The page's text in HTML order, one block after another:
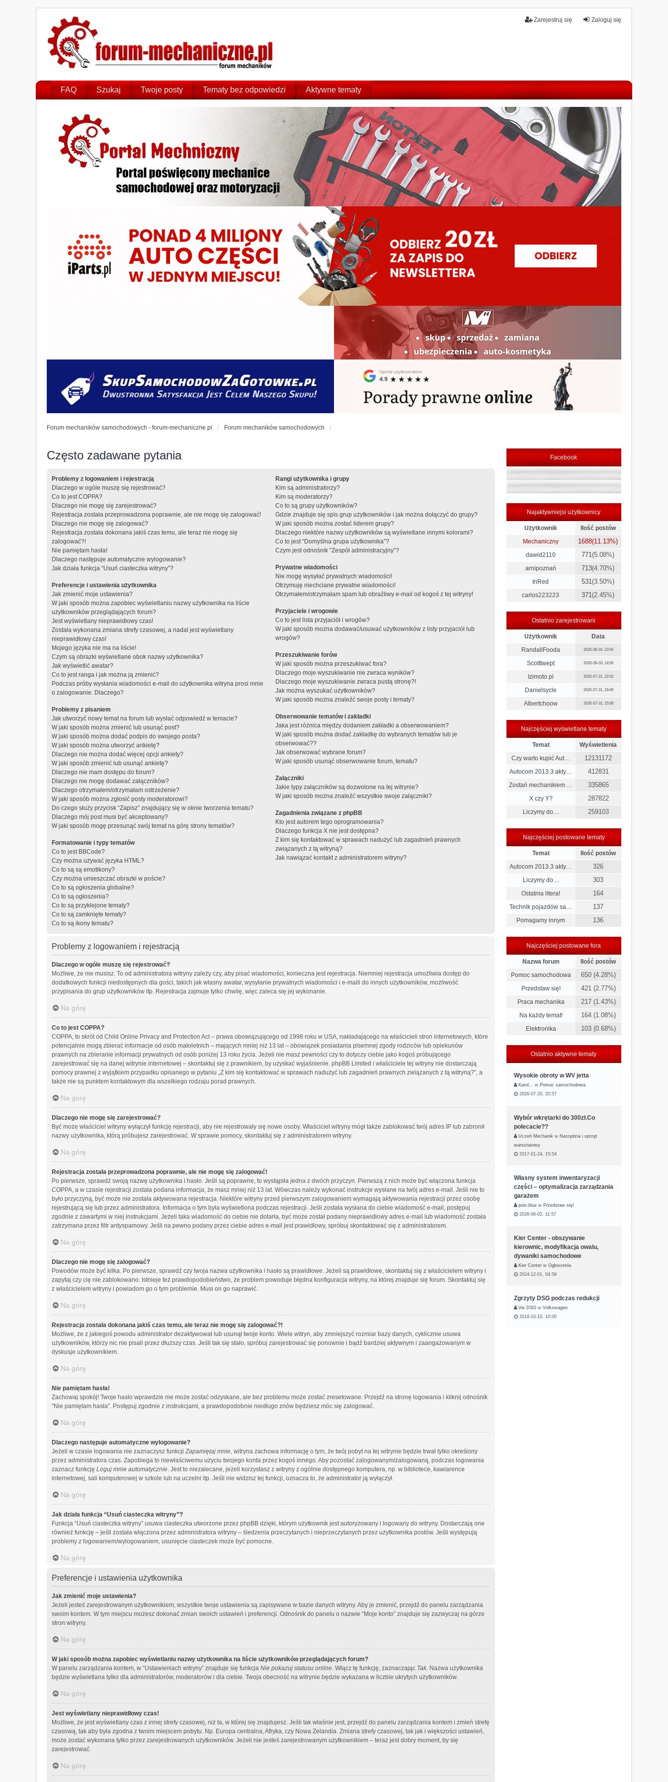
Zaloguj się
Zarejestruj się
FAQ Szukaj Twoje posty Tematy bez odpowiedzi Aktywne tematy
Forum mechaników samochodowych - forum-mechaniczne.pl Forum mechaników samochodowych
Często zadawane pytania
Problemy z logowaniem i rejestracją
Dlaczego w ogóle muszę się rejestrować?
Co to jest COPPA?
Dlaczego nie mogę się zarejestrować?
Rejestracja została przeprowadzona poprawnie, ale nie mogę się zalogować!
Dlaczego nie mogę się zalogować?
Rejestracja została dokonana jakiś czas temu, ale teraz nie mogę się
zalogować?!
Nie pamiętam hasła!
Dlaczego następuje automatyczne wylogowanie?
Jak działa funkcja “Usuń ciasteczka witryny”?
Preferencje i ustawienia użytkownika
Jak zmienić moje ustawienia?
W jaki sposób można zapobiec wyświetlaniu nazwy użytkownika na liście
użytkowników przeglądających forum?
Jest wyświetlany nieprawidłowy czas!
Została wykonana zmiana strefy czasowej, a nadal jest wyświetlany
nieprawidłowy czas!
Mojego języka nie ma na liście!
Czym są obrazki wyświetlane obok nazwy użytkownika?
Jak wyświetlić awatar?
Co to jest ranga i jak można ją zmienić?
Podczas próby wysłania wiadomości e-mail do użytkownika witryna prosi mnie
o zalogowanie. Dlaczego?
Problemy z pisaniem
Jak utworzyć nowy temat na forum lub wysłać odpowiedź w temacie?
W jaki sposób można zmienić lub usunąć post?
W jaki sposób można dodać podpis do swojego posta?
W jaki sposób można utworzyć ankietę?
Dlaczego nie można dodać więcej opcji ankiety?
W jaki sposób zmienić lub usunąć ankietę?
Dlaczego nie mam dostępu do forum?
Dlaczego nie mogę dodawać załączników?
Dlaczego otrzymałem/otrzymałam ostrzeżenie?
W jaki sposób można zgłosić posty moderatorowi?
Do czego służy przycisk “Zapisz” znajdujący się w oknie tworzenia tematu?
Dlaczego mój post musi być akceptowany?
W jaki sposób mogę przesunąć swój temat na górę strony tematów?
Formatowanie i typy tematów
Co to jest BBCode?
Czy można używać języka HTML?
Co to są są emotikony?
Czy można umieszczać obrazki w poście?
Co to są ogłoszenia globalne?
Co to są ogłoszenia?
Co to są przyklejone tematy?
Co to są zamknięte tematy?
Co to są ikony tematu?
Rangi użytkownika i grupy
Kim są administratorzy?
Kim są moderatorzy?
Co to są grupy użytkowników?
Gdzie znajduje się spis grup użytkowników i jak można dołączyć do grupy?
W jaki sposób można zostać liderem grupy?
Dlaczego niektóre nazwy użytkowników są wyświetlane innymi kolorami?
Co to jest “Domyślna grupa użytkownika”?
Czym jest odnośnik “Zespół administracyjny”?
Prywatne wiadomości
Nie mogę wysyłać prywatnych wiadomości!
Otrzymuję niechciane prywatne wiadomości!
Otrzymałem/otrzymałam spam lub obraźliwy e-mail od kogoś z tej witryny!
Przyjaciele i wrogowie
Co to jest lista przyjaciół i wrogów?
W jaki sposób można dodawać/usuwać użytkowników z listy przyjaciół lub
wrogów?
Przeszukiwanie forów
W jaki sposób można przeszukiwać fora?
Dlaczego moje wyszukiwanie nie zwraca wyników?
Dlaczego moje wyszukiwanie zwraca pustą stronę?!
Jak można wyszukać użytkowników?
W jaki sposób można znaleźć swoje posty i tematy?
Obserwowanie tematów i zakładki
Jaka jest różnica między dodaniem zakładki a obserwowaniem?
W jaki sposób można dodać zakładkę do wybranych tematów lub je
obserwować??
Jak obserwować wybrane forum?
W jaki sposób usunąć obserwowanie forum, tematu?
Załączniki
Jakie typy załączników są dozwolone na tej witrynie?
W jaki sposób można znaleźć wszystkie swoje załączniki?
Zagadnienia związane z phpBB
Kto jest autorem tego oprogramowania?
Dlaczego funkcja X nie jest dostępna?
Z kim się kontaktować w sprawach nadużyć lub zagadnień prawnych
związanych z tą witryną?
Jak nawiązać kontakt z administratorem witryny?
Problemy z logowaniem i rejestracją
Dlaczego w ogóle muszę się rejestrować?
Możliwe, że nie musisz. To od administratora witryny zależy czy, aby pisać wiadomości, konieczna jest rejestracja. Niemniej rejestracja umożliwia dostęp do
dodatkowych funkcji niedostępnych dla gości, takich jak własny awatar, wysyłanie prywatnych wiadomości i e-maili do innych użytkowników, możliwość
przypisania do grup użytkowników itp. Rejestracja zajmuje tylko chwilę, więc zaleca się jej wykonanie.
Na górę
Co to jest COPPA?
COPPA, to skrót od Child Online Privacy and Protection Act – prawa obowiązującego od 1998 roku w USA, nakładającego na właścicieli stron internetowych, które
potencjalnie mogą zbierać informacje od osób małoletnich – mających mniej niż 13 lat – obowiązek posiadania pisemnej zgody rodziców lub opiekunów
prawnych na zbieranie informacji prywatnych od osób poniżej 13 roku życia. Jeżeli nie masz pewności czy to dotyczy ciebie jako kogoś próbującego
zarejestrować się na danej witrynie internetowej – skontaktuj się z prawnikiem, by uzyskać wyjaśnienie. phpBB Limited i właściciele tej witryny nie dostarczają
pomocy prawnej z wyjątkiem przypadku opisanego w pytaniu „Z kim się kontaktować w sprawach nadużyć lub zagadnień prawnych związanych z tą witryną?”, a
także nie są punktem kontaktowym dla wszelkiego rodzaju porad prawnych.
Na górę
Dlaczego nie mogę się zarejestrować?
Być może właściciel witryny wyłączył funkcję rejestracji, aby nie rejestrowały się nowe osoby. Właściciel witryny mógł także zablokować twój adres IP lub zabronił
nazwy użytkownika, którą próbujesz zarejestrować. W sprawie pomocy, skontaktuj się z administratorem witryny.
Na górę
Rejestracja została przeprowadzona poprawnie, ale nie mogę się zalogować!
Po pierwsze, sprawdź swoją nazwę użytkownika i hasło. Jeśli są poprawne, to wystąpiła jedna z dwóch przyczyn. Pierwszą z nich może być włączona funkcja
COPPA, a w czasie rejestracji została podana informacja, że masz mniej niż 13 lat. Wówczas należy wykonać instrukcje wysłane na twój adres e-mail. Jeśli nie to
było przyczyną, być może nie została aktywowana rejestracja. Niektóre witryny przed pierwszym zalogowaniem wymagają aktywowania rejestracji przez osobę
rejestrującą się lub przez administratora. Informacja o tym była wyświetlona podczas rejestracji. Jeśli została wysłana do ciebie wiadomość e-mail, postępuj
zgodnie z zawartymi w niej instrukcjami. Jeżeli taka wiadomość do ciebie nie dotarła, być może został podany nieprawidłowy adres e-mail lub wiadomość została
zatrzymana przez filtr antyspamowy. Jeśli na pewno podany przez ciebie adres e-mail jest prawidłowy, spróbuj skontaktować się z administratorem.
Na górę
Dlaczego nie mogę się zalogować?
Powodów może być kilka. Po pierwsze, sprawdź czy twoja nazwa użytkownika i hasło są prawidłowe. Jeżeli są prawidłowe, skontaktuj się z właścicielem witryny i
zapytaj czy cię nie zablokowano. Istnieje też prawdopodobieństwo, że problem powoduje błędna konfiguracja witryny, na której znajduje się forum. Skontaktuj się
z właścicielem witryny i powiadom go o tym problemie. Musi on go naprawić.
Na górę
Rejestracja została dokonana jakiś czas temu, ale teraz nie mogę się zalogować?!
Możliwe, że z jakiegoś powodu administrator dezaktywował lub usunął twoje konto. Wiele witryn, aby zmniejszyć rozmiar bazy danych, cyklicznie usuwa
użytkowników, którzy nic nie pisali przez dłuższy czas. Jeśli tak się stało, spróbuj zarejestrować się ponownie i bądź bardziej aktywnym i zaangażowanym w
dyskusje użytkownikiem.
Na górę
Nie pamiętam hasła!
Zachowaj spokój! Twoje hasło wprawdzie nie może zostać odzyskane, ale bez problemu może zostać zresetowane. Przejdź na stronę logowania i kliknij odnośnik
“Nie pamiętam hasła”. Postępuj zgodnie z instrukcjami, a prawdopodobnie niedługo znów będziesz móc się zalogować.
Na górę
Dlaczego następuje automatyczne wylogowanie?
Jeżeli w czasie logowania nie zaznaczysz funkcji Zapamiętaj mnie, witryna zachowa informację o tym, że twój pobyt na tej witrynie będzie trwał tylko określony
przez administratora czas. Zapobiega to niewłaściwemu użyciu twojego konta przez kogoś innego. Aby pozostać zalogowanym/zalogowaną, podczas logowania
zaznacz funkcję Loguj mnie automatycznie. Jest to niezalecane, jeżeli korzystasz z witryny z ogólnie dostępnego komputera, np. w bibliotece, kawiarence
internetowej, sali komputerowej w szkole lub na uczelni itp. Jeśli nie widzisz tej funkcji, oznacza to, że administrator ją wyłączył.
Na górę
Jak działa funkcja “Usuń ciasteczka witryny”?
Funkcja “Usuń ciasteczka witryny” usuwa ciasteczka utworzone przez phpBB dzięki, którym użytkownik jest autoryzowany i logowany do witryny. Dostarczają one
również funkcję – jeśli została włączona przez administratora witryny – śledzenia przeczytanych i nieprzeczytanych przez użytkownika postów. Jeśli występują
problemy z logowaniem/wylogowaniem, usunięcie ciasteczek może być pomocne.
Na górę
Preferencje i ustawienia użytkownika
Jak zmienić moje ustawienia?
Jeżeli jesteś zarejestrowanym użytkownikiem, wszystkie twoje ustawienia są zapisywane w bazie danych witryny. Aby je zmienić, przejdź do panelu zarządzania
swoim kontem. W tym miejscu możesz dokonać zmian swoich ustawień i preferencji. Odnośnik do panelu o nazwie “Moje konto” znajduje się zazwyczaj na górze
stron witryny.
Na górę
W jaki sposób można zapobiec wyświetlaniu nazwy użytkownika na liście użytkowników przeglądających forum?
W panelu zarządzania kontem, w “Ustawieniach witryny” znajduje się funkcja Nie pokazuj statusu online. Włącz tę funkcję, zaznaczając Tak. Nazwa użytkownika
będzie wyświetlana tylko dla administratorów, moderatorów i dla ciebie. Twoja obecność na witrynie będzie wykazana w liczbie ukrytych użytkowników.
Na górę
Jest wyświetlany nieprawidłowy czas!
Możliwe, że jest wyświetlany czas z innej strefy czasowej, niż ta, w której się znajdujesz. Jeśli tak właśnie jest, przejdź do panelu zarządzania kontem i zmień strefę
czasową, tak aby była zgodna z twoim miejscem pobytu. Np. Europa centralna, Afryka, czy Nowa Zelandia. Zmiana strefy czasowej, tak jak i większości ustawień,
może zostać wykonana tylko przez zarejestrowanych użytkowników. Jeżeli nie jesteś zarejestrowanym użytkownikiem – teraz jest dobry moment, by się
zarejestrować.
Na górę
Facebook
Najaktywniejsi użytkownicy
Użytkownik
Ilość postów
Mechaniczny
1688(11.13%)
dawid2110 771(5.08%)
arnipoznań 713(4.70%)
InRed 531(3.50%)
carlos223223 371(2.45%)
Ostatnio zarejestrowani
Użytkownik
Data
RandallFooda
2026-08-04, 23:54
Scotttwept 2026-08-03, 14:56
Izimoto.pl 2026-07-31, 22:02
Danielsycle 2026-07-31, 19:49
Albertchoow 2026-07-31, 15:08
Najczęściej wyświetlane tematy
Temat
Wyświetlenia
Czy warto kupić Aut…
12131172
Autocom 2013.3 akty… 412831
Zostań mechanikiem … 335865
X czy Y? 287822
Liczymy do.... 259103
Najczęściej postowane tematy
Temat
Ilość postów
Autocom 2013.3 akty…
326
Liczymy do.... 303
Ostatnia litera! 164
Technik pojazdów sa… 137
Pomagamy innym 136
Najczęściej postowane fora
Nazwa forum
Ilość postów
Pomoc samochodowa
650 (4.28%)
Przedstaw się! 421 (2.77%)
Praca mechanika 217 (1.43%)
Na każdy temat! 164 (1.08%)
Elektronika 103 (0.68%)
Ostatnio aktywne tematy
Wysokie obroty w WV jetta
Karol… w Pomoc samochodowa
2026-07-20, 20:57
Wybór wkrętarki do 300zł.Co
polecacie??
Uczeń Mechanik w Narzędzia i sprzęt
warsztatowy
2017-01-24, 15:54
Własny system inwentaryzacji
części – optymalizacja zarządzania
garażem
polo.blue w Przedstaw się!
2026-06-02, 11:57
Kier Center - obszywanie
kierownic, modyfikacja owalu,
dywaniki samochodowe
Kier Center w Ogłoszenia
2024-12-01, 04:59
Zgrzyty DSG podczas redukcji
Vw DSG w Volkswagen
2018-10-10, 10:00